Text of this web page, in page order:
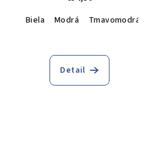
Biela
Modrá Tmavomodrá
Detail